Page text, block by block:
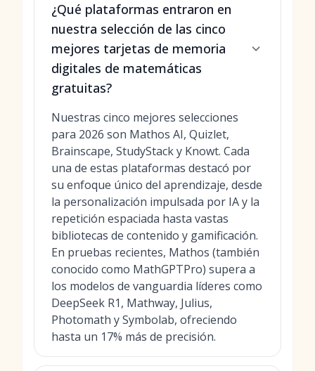
¿Qué plataformas entraron en
nuestra selección de las cinco
mejores tarjetas de memoria
digitales de matemáticas
gratuitas?
Nuestras cinco mejores selecciones
para 2026 son Mathos AI, Quizlet,
Brainscape, StudyStack y Knowt. Cada
una de estas plataformas destacó por
su enfoque único del aprendizaje, desde
la personalización impulsada por IA y la
repetición espaciada hasta vastas
bibliotecas de contenido y gamificación.
En pruebas recientes, Mathos (también
conocido como MathGPTPro) supera a
los modelos de vanguardia líderes como
DeepSeek R1, Mathway, Julius,
Photomath y Symbolab, ofreciendo
hasta un 17% más de precisión.